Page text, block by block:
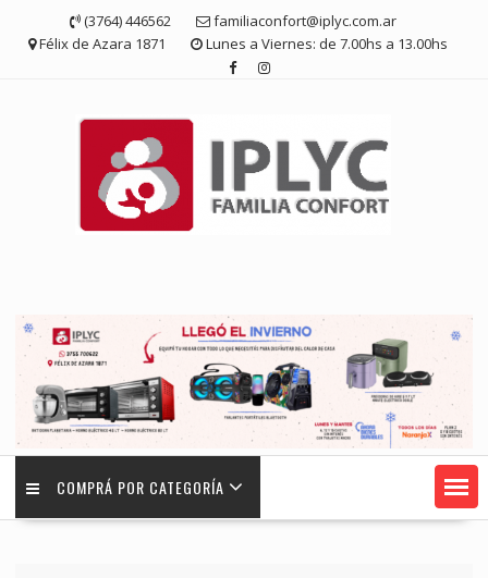
contenido
(3764) 446562
familiaconfort@iplyc.com.ar
Félix de Azara 1871
Lunes a Viernes: de 7.00hs a 13.00hs
COMPRÁ POR CATEGORÍA